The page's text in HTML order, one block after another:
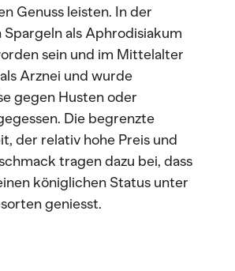
Genuss leisten. In der
als Aphrodisiakum
sein und im Mittelalter
Arznei und wurde
gegen Husten oder
Die begrenzte
der relativ hohe Preis und
tragen dazu bei, dass
königlichen Status unter
geniesst.